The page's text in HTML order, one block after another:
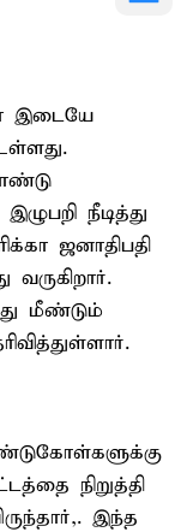
இடையே
நீடித்து
ஜனாதிபதி
வருகிறார்.
மீண்டும்
நிறுத்தி
இந்த